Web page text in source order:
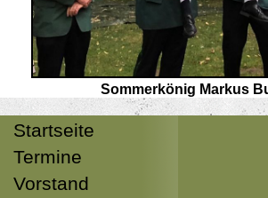
Sommerkönig Markus
Startseite
Termine
Vorstand